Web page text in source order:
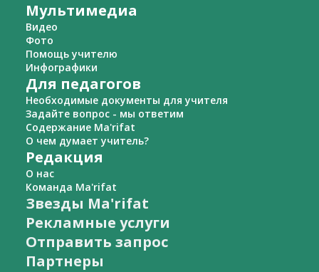
Мультимедиа
Видео
Фото
Помощь учителю
Инфографики
Для педагогов
Необходимые документы для учителя
Задайте вопрос - мы ответим
Содержание Ma'rifat
О чем думает учитель?
Редакция
О нас
Команда Ma'rifat
Звезды Ma'rifat
Рекламные услуги
Отправить запрос
Партнеры